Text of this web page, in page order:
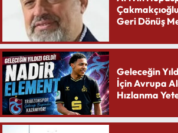
Geri Dönüş
Geleceğin
İçin Avrupa
Hızlanma